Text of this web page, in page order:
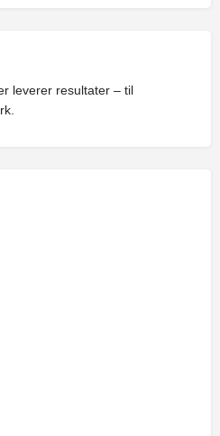
leverer resultater – til